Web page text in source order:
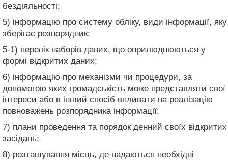
бездіяльності;
5) інформацію про систему обліку, види інформації, яку
зберігає розпорядник;
5-1) перелік наборів даних, що оприлюднюються у
формі відкритих даних;
6) інформацію про механізми чи процедури, за
допомогою яких громадськість може представляти свої
інтереси або в інший спосіб впливати на реалізацію
повноважень розпорядника інформації;
7) плани проведення та порядок денний своїх відкритих
засідань;
8) розташування місць, де надаються необхідні